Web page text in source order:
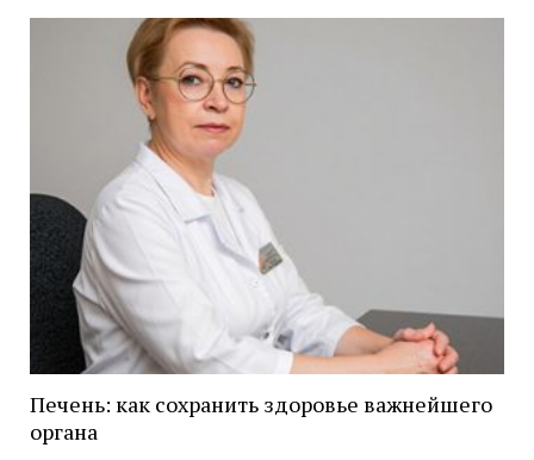
Печень: как сохранить здоровье важнейшего
органа